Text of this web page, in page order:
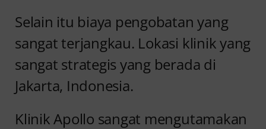
Selain itu biaya pengobatan yang
sangat terjangkau. Lokasi klinik yang
sangat strategis yang berada di
Jakarta, Indonesia.
Klinik Apollo sangat mengutamakan